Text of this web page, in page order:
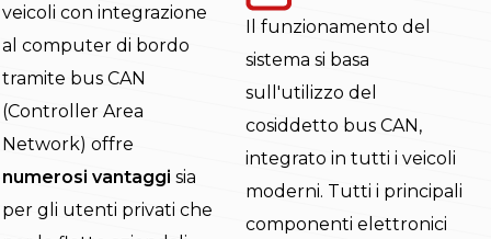
veicoli con integrazione
al computer di bordo
tramite bus CAN
(Controller Area
Network) offre
numerosi vantaggi sia
per gli utenti privati che
Il funzionamento del
sistema si basa
sull'utilizzo del
cosiddetto bus CAN,
integrato in tutti i veicoli
moderni. Tutti i principali
componenti elettronici